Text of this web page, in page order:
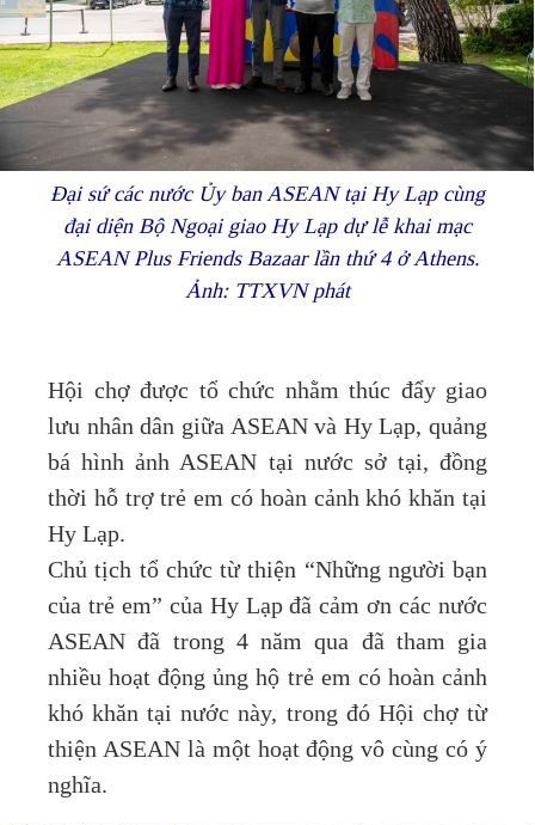
Đại sứ các nước Ủy ban ASEAN tại Hy Lạp cùng
đại diện Bộ Ngoại giao Hy Lạp dự lễ khai mạc
ASEAN Plus Friends Bazaar lần thứ 4 ở Athens.
Ảnh: TTXVN phát
Hội chợ được tổ chức nhằm thúc đẩy giao
lưu nhân dân giữa ASEAN và Hy Lạp, quảng
bá hình ảnh ASEAN tại nước sở tại, đồng
thời hỗ trợ trẻ em có hoàn cảnh khó khăn tại
Hy Lạp.
Chủ tịch tổ chức từ thiện “Những người bạn
của trẻ em” của Hy Lạp đã cảm ơn các nước
ASEAN đã trong 4 năm qua đã tham gia
nhiều hoạt động ủng hộ trẻ em có hoàn cảnh
khó khăn tại nước này, trong đó Hội chợ từ
thiện ASEAN là một hoạt động vô cùng có ý
nghĩa.